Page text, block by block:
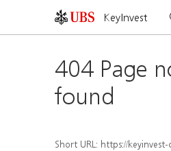
KeyInvest
404 Page
found
Short URL: https://keyinvest-ch.ubs.com/